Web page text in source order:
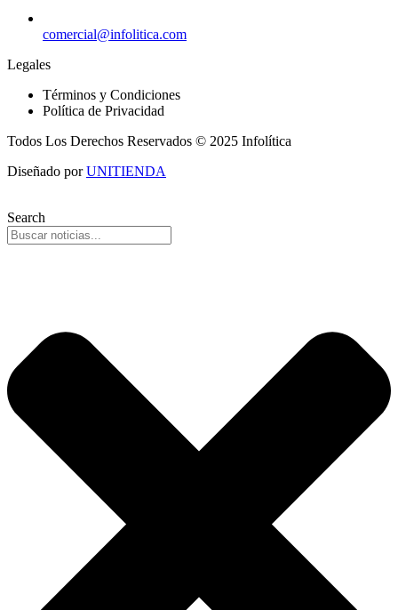
comercial@infolitica.com
Legales
Términos y Condiciones
Política de Privacidad
Todos Los Derechos Reservados © 2025 Infolítica
Diseñado porUNITIENDA
Search